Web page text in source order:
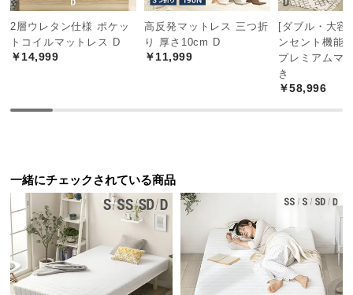
つ
い
開
サ
ビ
ス
つ
い
2層ウレタン仕様 ポケッ
トコイルマットレス D
￥14,999
高反発マットレス 三つ折
り 厚さ10cm D
￥11,999
[ダブル・大容
ンセント機能
プレミアムマ
き
￥58,996
一緒にチェックされている商品